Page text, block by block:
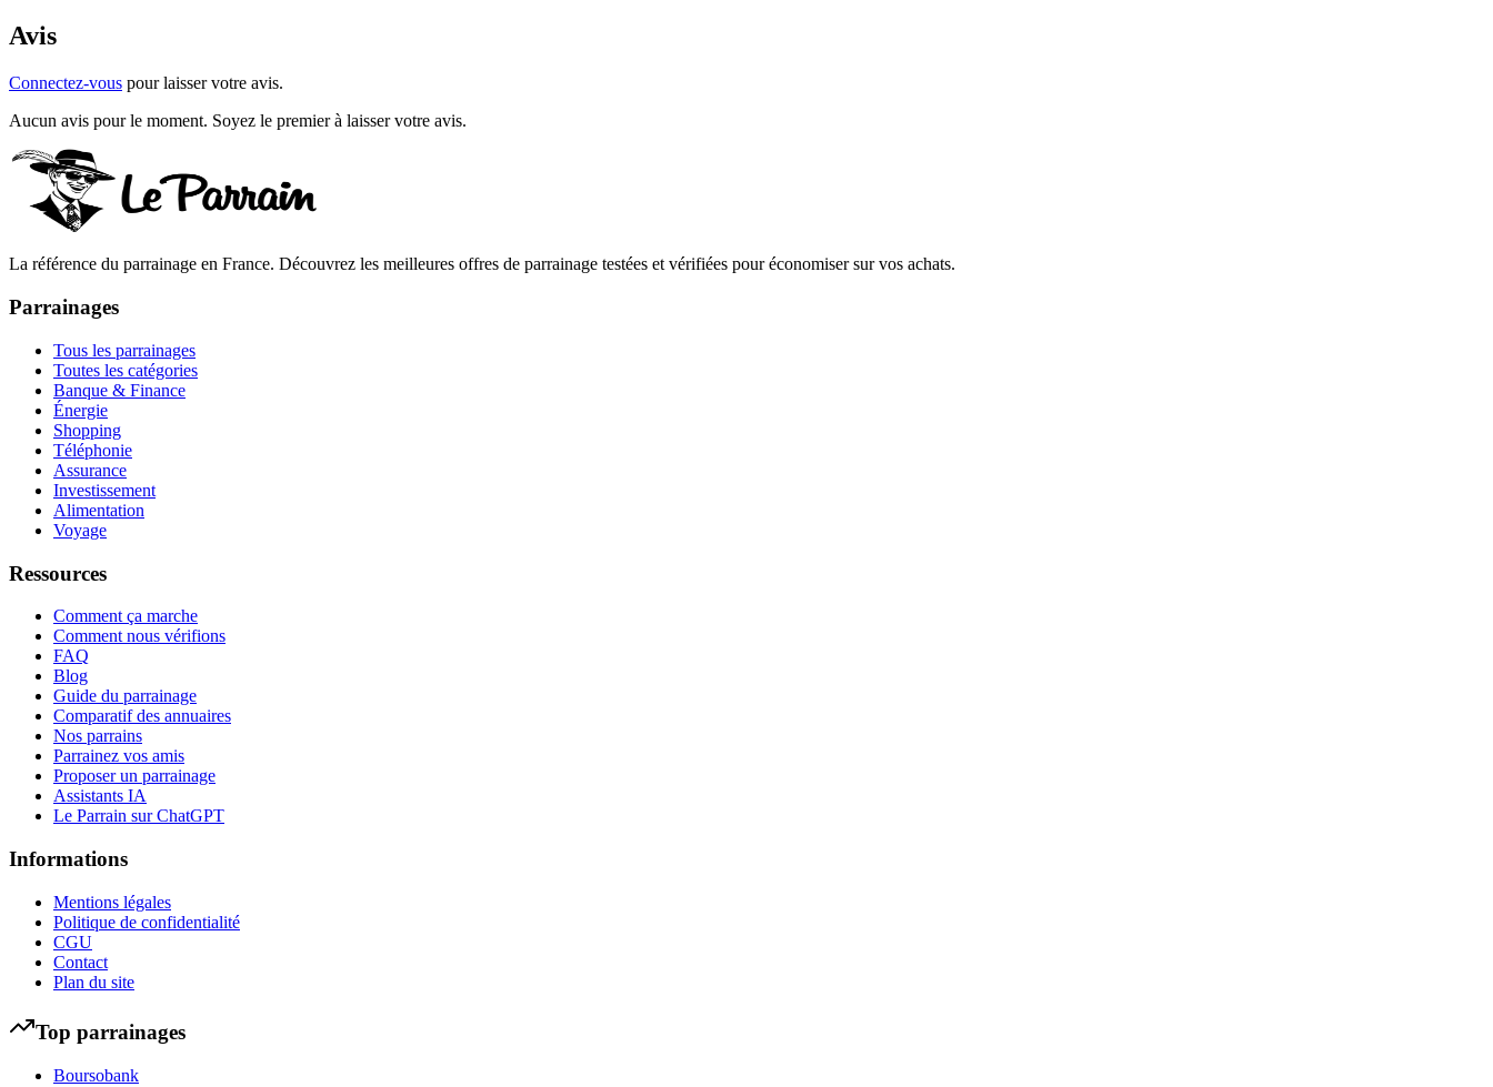
Avis
Connectez-vous pour laisser votre avis.
Aucun avis pour le moment. Soyez le premier à laisser votre avis.
La référence du parrainage en France. Découvrez les meilleures offres de parrainage testées et vérifiées pour économiser sur vos achats.
Parrainages
Tous les parrainages
Toutes les catégories
Banque & Finance
Énergie
Shopping
Téléphonie
Assurance
Investissement
Alimentation
Voyage
Ressources
Comment ça marche
Comment nous vérifions
FAQ
Blog
Guide du parrainage
Comparatif des annuaires
Nos parrains
Parrainez vos amis
Proposer un parrainage
Assistants IA
Le Parrain sur ChatGPT
Informations
Mentions légales
Politique de confidentialité
CGU
Contact
Plan du site
Top parrainages
Boursobank